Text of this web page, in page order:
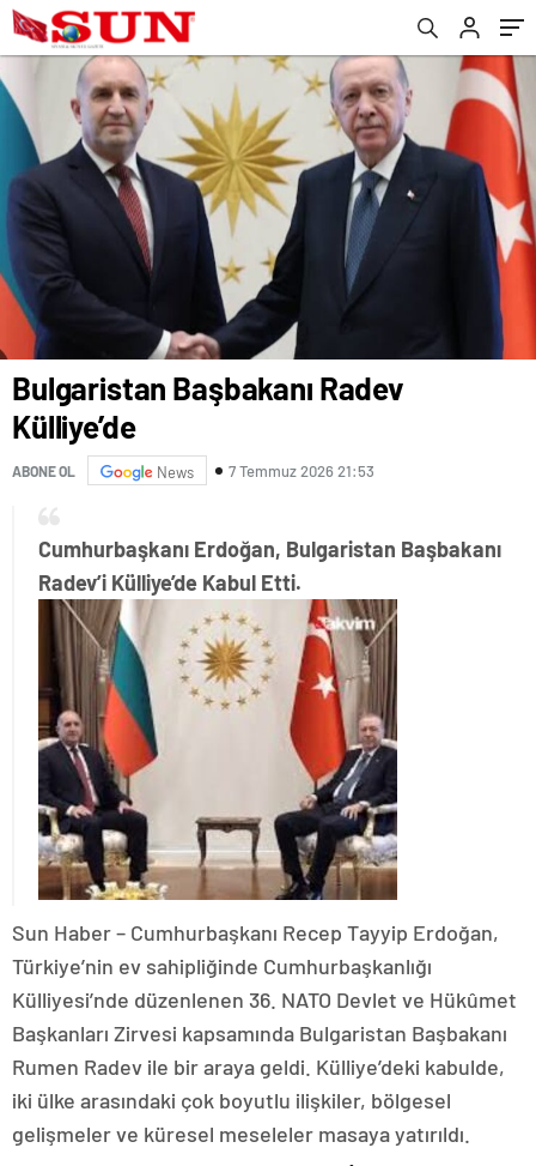
Bulgaristan Başbakanı Radev
Külliye’de
ABONE OL News 7 Temmuz 2026 21:53
Cumhurbaşkanı Erdoğan, Bulgaristan Başbakanı
Radev’i Külliye’de Kabul Etti.
Sun Haber – ​Cumhurbaşkanı Recep Tayyip Erdoğan,
Türkiye’nin ev sahipliğinde Cumhurbaşkanlığı
Külliyesi’nde düzenlenen 36. NATO Devlet ve Hükûmet
Başkanları Zirvesi kapsamında Bulgaristan Başbakanı
Rumen Radev ile bir araya geldi. Külliye’deki kabulde,
iki ülke arasındaki çok boyutlu ilişkiler, bölgesel
gelişmeler ve küresel meseleler masaya yatırıldı.